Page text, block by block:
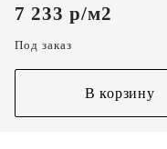
7 233 р/м2
Под заказ
В корзину